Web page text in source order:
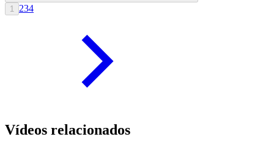
1 234
Vídeos relacionados